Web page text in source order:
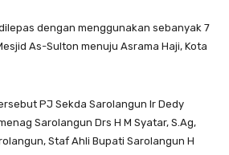
dengan menggunakan sebanyak 7
As-Sulton menuju Asrama Haji, Kota
PJ Sekda Sarolangun Ir Dedy
Sarolangun Drs H M Syatar, S.Ag,
Staf Ahli Bupati Sarolangun H